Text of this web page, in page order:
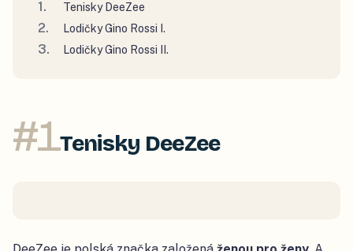
Tenisky DeeZee
Lodičky Gino Rossi I.
Lodičky Gino Rossi II.
#1Tenisky DeeZee